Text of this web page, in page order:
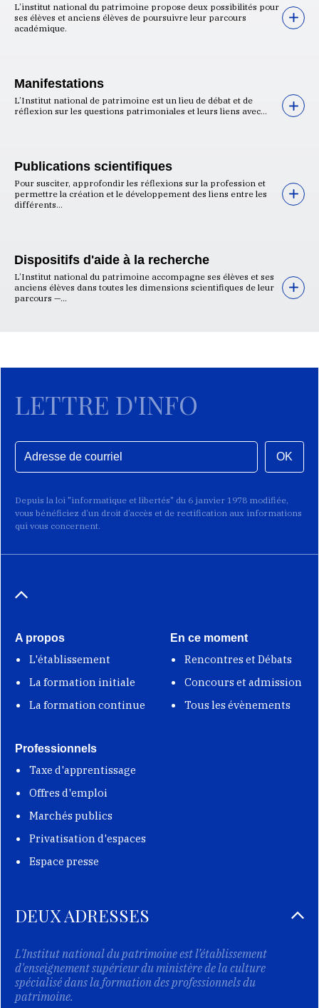
L’institut national du patrimoine propose deux possibilités pour
ses élèves et anciens élèves de poursuivre leur parcours
académique.
Manifestations
L’Institut national de patrimoine est un lieu de débat et de
réflexion sur les questions patrimoniales et leurs liens avec...
Publications scientifiques
Pour susciter, approfondir les réflexions sur la profession et
permettre la création et le développement des liens entre les
différents...
Dispositifs d'aide à la recherche
L’Institut national du patrimoine accompagne ses élèves et ses
anciens élèves dans toutes les dimensions scientifiques de leur
parcours —...
LETTRE D'INFO
OK
Depuis la loi "informatique et libertés" du 6 janvier 1978 modifiée,
vous bénéficiez d’un droit d’accès et de rectification aux informations
qui vous concernent.
A propos
L'établissement
La formation initiale
La formation continue
En ce moment
Rencontres et Débats
Concours et admission
Tous les évènements
Professionnels
Taxe d'apprentissage
Offres d'emploi
Marchés publics
Privatisation d'espaces
Espace presse
DEUX ADRESSES
L'Institut national du patrimoine est l’établissement
d'enseignement supérieur du ministère de la culture
spécialisé dans la formation des professionnels du
patrimoine.